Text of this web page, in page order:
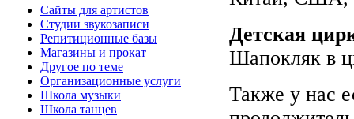
Сайты для артистов
Студии звукозаписи
Репитиционные базы
Магазины и прокат
Другое по теме
Организационные услуги
Школа музыки
Школа танцев
Детская
Шапокляк в
Также у нас